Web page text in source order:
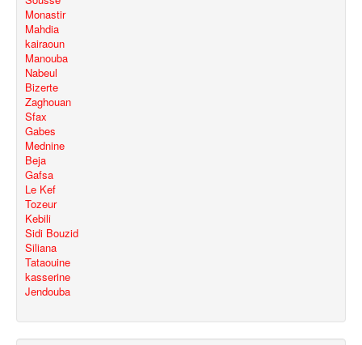
Monastir
Mahdia
kairaoun
Manouba
Nabeul
Bizerte
Zaghouan
Sfax
Gabes
Mednine
Beja
Gafsa
Le Kef
Tozeur
Kebili
Sidi Bouzid
Siliana
Tataouine
kasserine
Jendouba